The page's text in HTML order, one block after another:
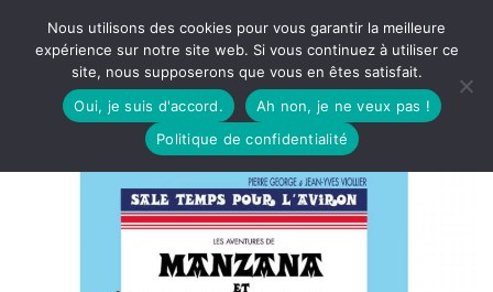
Nous utilisons des cookies pour vous garantir la meilleure
expérience sur notre site web. Si vous continuez à utiliser ce
site, nous supposerons que vous en êtes satisfait.
Oui, je suis d'accord.
Ah non, je ne veux pas !
Politique de confidentialité